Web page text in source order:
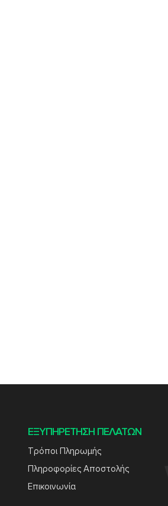
ΕΞΥΠΗΡΕΤΗΣΗ ΠΕΛΑΤΩΝ
Τρόποι Πληρωμής
Πληροφορίες Αποστολής
Επικοινωνία